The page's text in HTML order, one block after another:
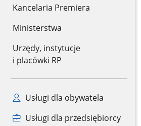
Kancelaria Premiera
Ministerstwa
Urzędy, instytucje
i placówki RP
Usługi dla obywatela
Usługi dla przedsiębiorcy